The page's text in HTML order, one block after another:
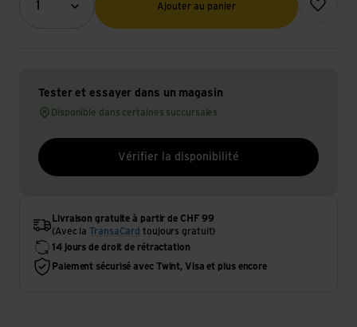
1
Ajouter au panier
Tester et essayer dans un magasin
Disponible dans certaines succursales
Vérifier la disponibilité
Livraison gratuite à partir de CHF 99
(Avec laTransaCard toujours gratuit)
14 jours de droit de rétractation
Paiement sécurisé avec Twint, Visa et plus encore